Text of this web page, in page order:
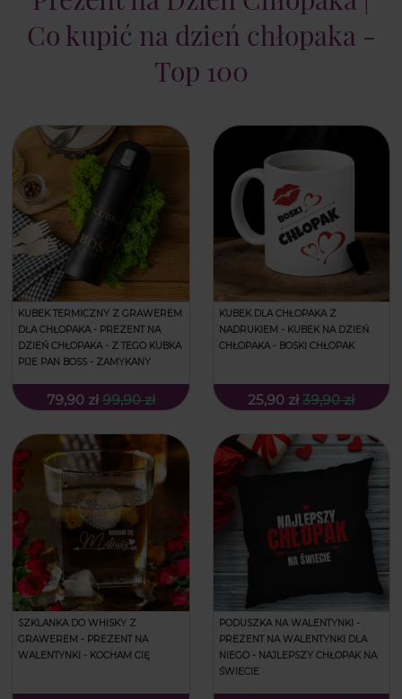
Co kupić na dzień chłopaka -
Top 100
KUBEK TERMICZNY Z GRAWEREM
DLA CHŁOPAKA - PREZENT NA
DZIEŃ CHŁOPAKA - Z TEGO KUBKA
PIJE PAN BOSS - ZAMYKANY
79,90 zł 99,90 zł
KUBEK DLA CHŁOPAKA Z
NADRUKIEM - KUBEK NA DZIEŃ
CHŁOPAKA - BOSKI CHŁOPAK
25,90 zł 39,90 zł
SZKLANKA DO WHISKY Z
GRAWEREM - PREZENT NA
WALENTYNKI - KOCHAM CIĘ
PODUSZKA NA WALENTYNKI -
PREZENT NA WALENTYNKI DLA
NIEGO - NAJLEPSZY CHŁOPAK NA
ŚWIECIE